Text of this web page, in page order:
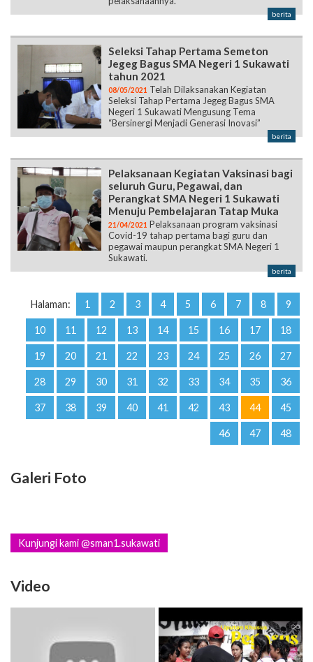
berita
Seleksi Tahap Pertama Semeton
Jegeg Bagus SMA Negeri 1 Sukawati
tahun 2021
08/05/2021 Telah Dilaksanakan Kegiatan
Seleksi Tahap Pertama Jegeg Bagus SMA
Negeri 1 Sukawati Mengusung Tema
“Bersinergi Menjadi Generasi Inovasi”
berita
Pelaksanaan Kegiatan Vaksinasi bagi
seluruh Guru, Pegawai, dan
Perangkat SMA Negeri 1 Sukawati
Menuju Pembelajaran Tatap Muka
21/04/2021 Pelaksanaan program vaksinasi
Covid-19 tahap pertama bagi guru dan
pegawai maupun perangkat SMA Negeri 1
Sukawati.
berita
Halaman: 1 2 3 4 5 6 7 8 9
10 11 12 13 14 15 16 17 18
19 20 21 22 23 24 25 26 27
28 29 30 31 32 33 34 35 36
37 38 39 40 41 42 43 44 45
46 47 48
Galeri Foto
Kunjungi kami @sman1.sukawati
Video